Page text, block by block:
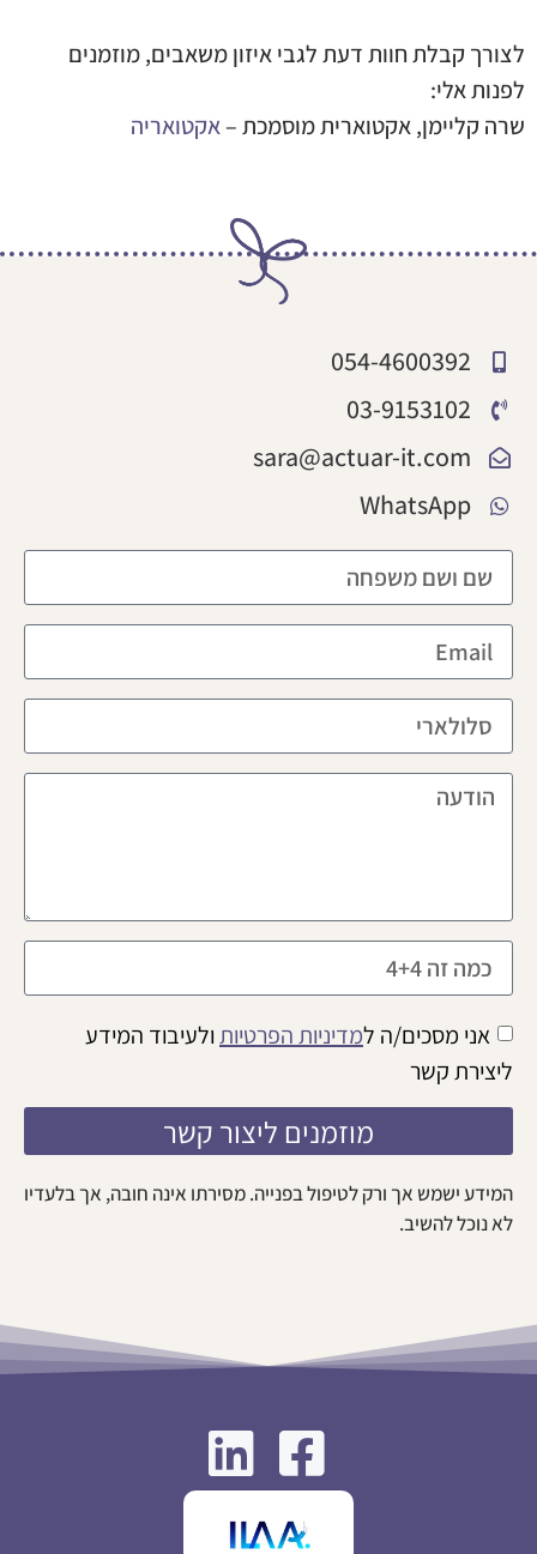
לצורך קבלת חוות דעת לגבי איזון משאבים, מוזמנים
לפנות אלי:
שרה קליימן, אקטוארית מוסמכת –אקטואריה
sara@actuar-it.com
WhatsApp
אני מסכים/ה למדיניות הפרטיותולעיבוד המידע
ליצירת קשר
מוזמנים ליצור קשר
המידע ישמש אך ורק לטיפול בפנייה. מסירתו אינה חובה, אך בלעדיו
לא נוכל להשיב.